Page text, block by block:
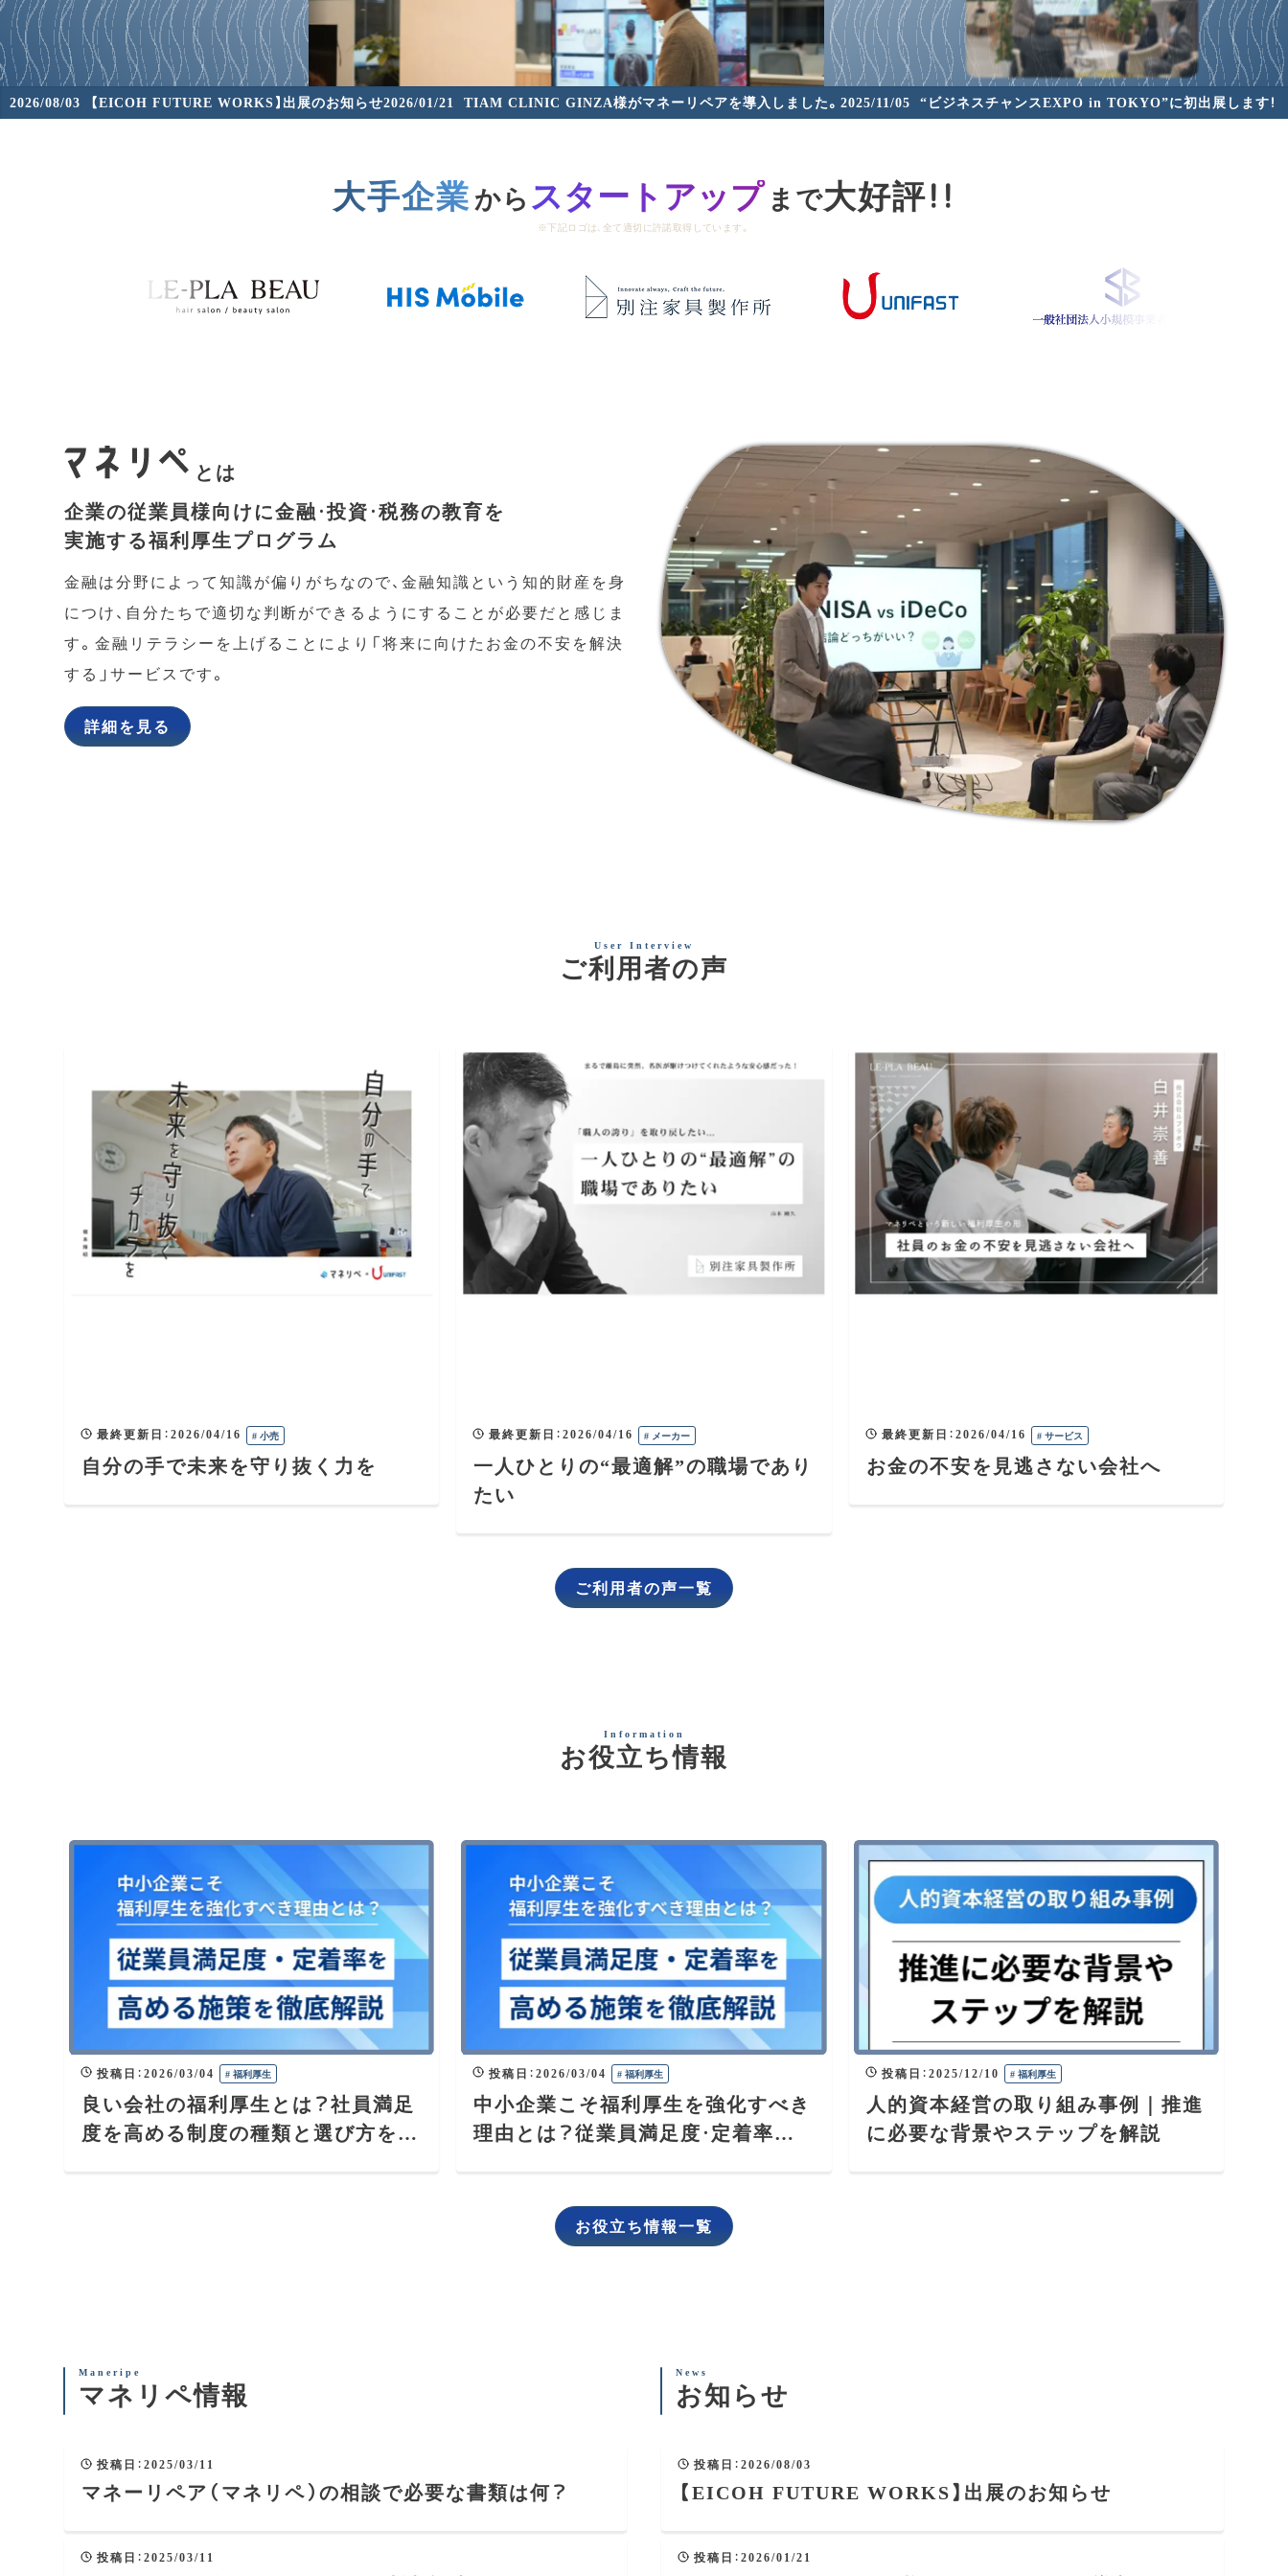
2026/08/03 【EICOH FUTURE WORKS】出展のお知らせ2026/01/21 TIAM CLINIC GINZA様がマネーリペアを導入しました。 2025/11/05 “ビジネスチャンスEXPO in TOKYO”に初出展します！
大手企業 から スタートアップ まで大好評！！
※下記ロゴは、全て適切に許諾取得しています。
とは
企業の従業員様向けに金融・投資・税務の教育を
実施する福利厚生プログラム
金融は分野によって知識が偏りがちなので、金融知識という知的財産を身
につけ、自分たちで適切な判断ができるようにすることが必要だと感じま
す。金融リテラシーを上げることにより「将来に向けたお金の不安を解決
する」サービスです。
詳細を見る
ご利用者の声
最終更新日 ：2026/04/16 #小売
自分の手で未来を守り抜く力を
最終更新日 ：2026/04/16 # メーカー
一人ひとりの“最適解”の職場であり
たい
最終更新日 ： 2026/04/16 # サービス
お金の不安を見逃さない会社へ
ご利用者の声一覧
お役立ち情報
投稿日 ：2026/03/04 #福利厚生
良い会社の福利厚生とは？社員満足
度を高める制度の種類と選び方を徹
投稿日 ：2026/03/04 #福利厚生
中小企業こそ福利厚生を強化すべき
理由とは？従業員満足度・定着率を
投稿日 ： 2025/12/10 # 福利厚生
人的資本経営の取り組み事例｜推進
に必要な背景やステップを解説
お役立ち情報一覧
マネリペ情報
投稿日 ：2025/03/11
マネーリペア（マネリペ）の相談で必要な書類は何？
投稿日 ：2025/03/11
お知らせ
投稿日 ：2026/08/03
【EICOH FUTURE WORKS】出展のお知らせ
投稿日 ：2026/01/21